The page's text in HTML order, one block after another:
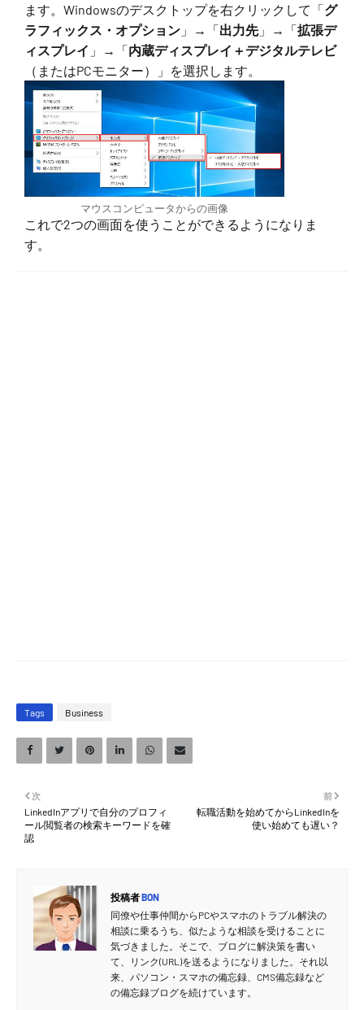
ます。Windowsのデスクトップを右クリックして「グ
ラフィックス・オプション 」→「出力先」→「拡張デ
ィスプレイ 」→「内蔵ディスプレイ＋デジタルテレビ
（またはPCモニター）」を選択します。
マウスコンピュータからの画像
これで2つの画面を使うことができるようになりま
す。
Tags Business
前
転職活動を始めてからLinkedInを
使い始めても遅い？
次
LinkedInアプリで自分のプロフィ
ール閲覧者の検索キーワードを確
認
投稿者BON
同僚や仕事仲間からPCやスマホのトラブル解決の
相談に乗るうち、似たような相談を受けることに
気づきました。そこで、ブログに解決策を書い
て、リンク(URL)を送るようになりました。それ以
来、パソコン・スマホの備忘録、CMS備忘録など
の備忘録ブログを続けています。